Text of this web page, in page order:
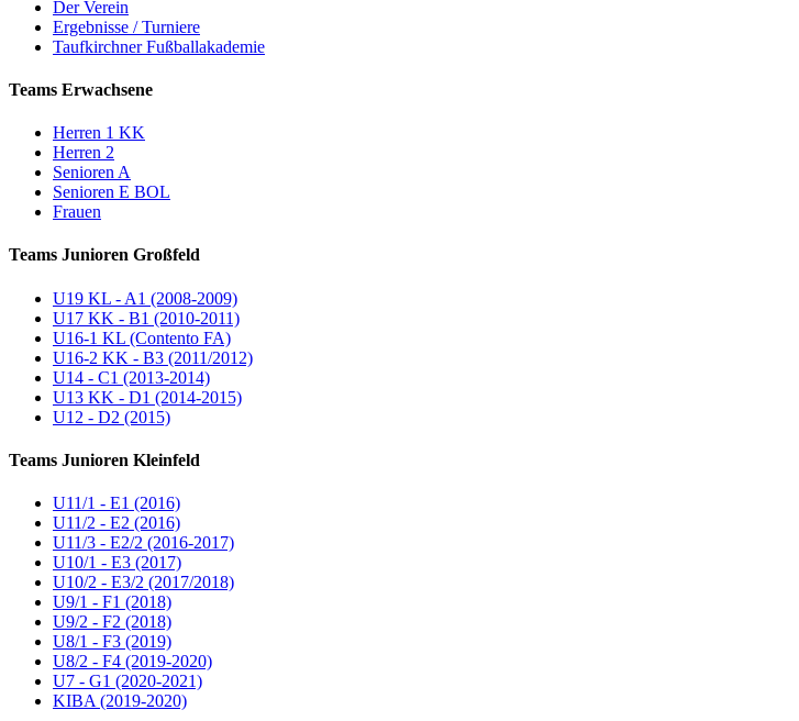
Der Verein
Ergebnisse / Turniere
Taufkirchner Fußballakademie
Teams Erwachsene
Herren 1 KK
Herren 2
Senioren A
Senioren E BOL
Frauen
Teams Junioren Großfeld
U19 KL - A1 (2008-2009)
U17 KK - B1 (2010-2011)
U16-1 KL (Contento FA)
U16-2 KK - B3 (2011/2012)
U14 - C1 (2013-2014)
U13 KK - D1 (2014-2015)
U12 - D2 (2015)
Teams Junioren Kleinfeld
U11/1 - E1 (2016)
U11/2 - E2 (2016)
U11/3 - E2/2 (2016-2017)
U10/1 - E3 (2017)
U10/2 - E3/2 (2017/2018)
U9/1 - F1 (2018)
U9/2 - F2 (2018)
U8/1 - F3 (2019)
U8/2 - F4 (2019-2020)
U7 - G1 (2020-2021)
KIBA (2019-2020)